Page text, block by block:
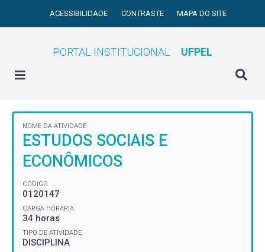
ACESSIBILIDADE CONTRASTE MAPA DO SITE
PORTAL INSTITUCIONAL UFPEL
NOME DA ATIVIDADE
ESTUDOS SOCIAIS E
ECONÔMICOS
CÓDIGO
0120147
CARGA HORÁRIA
34 horas
TIPO DE ATIVIDADE
DISCIPLINA